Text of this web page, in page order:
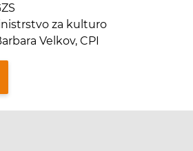
za kulturo
Velkov, CPI